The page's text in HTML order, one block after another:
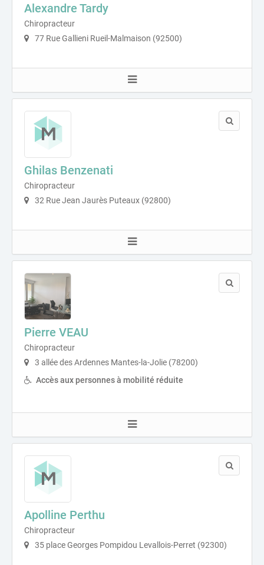
Alexandre Tardy
Chiropracteur
77 Rue Gallieni Rueil-Malmaison (92500)
Ghilas Benzenati
Chiropracteur
32 Rue Jean Jaurès Puteaux (92800)
Pierre VEAU
Chiropracteur
3 allée des Ardennes Mantes-la-Jolie (78200)
Accès aux personnes à mobilité réduite
Apolline Perthu
Chiropracteur
35 place Georges Pompidou Levallois-Perret (92300)